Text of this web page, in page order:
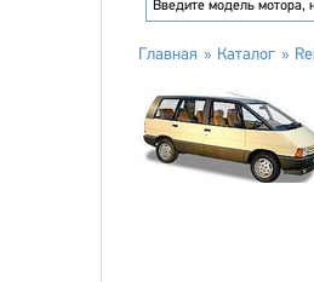
Главная Каталог